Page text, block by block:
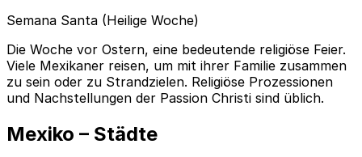
Semana Santa (Heilige Woche)
Die Woche vor Ostern, eine bedeutende religiöse Feier.
Viele Mexikaner reisen, um mit ihrer Familie zusammen
zu sein oder zu Strandzielen. Religiöse Prozessionen
und Nachstellungen der Passion Christi sind üblich.
Mexiko – Städte